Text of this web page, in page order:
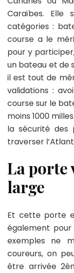
Caraïbes. Elle
catégories :
course a le
pour y
un bateau et de
il est tout de
validations :
course sur le
moins 1000
la sécurité des
traverser
La porte
large
Et cette porte
également
exemples ne
coureurs, on
être arrivée 2